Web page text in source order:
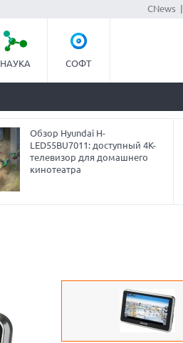
CNews|
НАУКА СОФТ
Обзор Hyundai H-
LED55BU7011: доступный 4K-
телевизор для домашнего
кинотеатра